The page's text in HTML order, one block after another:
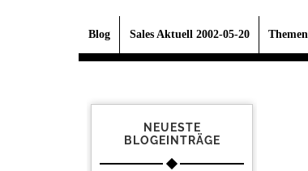
Blog Sales Aktuell 2002-05-20 Themen
NEUESTE
BLOGEINTRÄGE